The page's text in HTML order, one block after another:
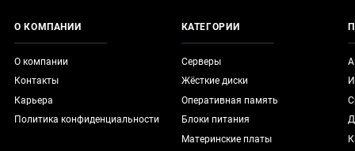
О КОМПАНИИ
О компании
Контакты
Карьера
Политика конфиденциальности
КАТЕГОРИИ
Серверы
Жёсткие диски
Оперативная память
Блоки питания
Материнские платы